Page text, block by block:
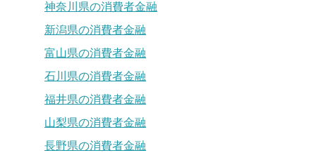
神奈川県の消費者金融
新潟県の消費者金融
富山県の消費者金融
石川県の消費者金融
福井県の消費者金融
山梨県の消費者金融
長野県の消費者金融